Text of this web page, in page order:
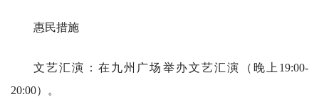
惠民措施
文艺汇演：在九州广场举办文艺汇演（晚上19:00-
20:00）。